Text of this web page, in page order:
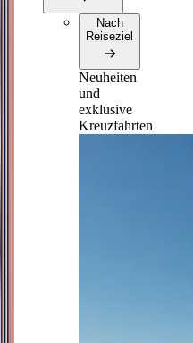
Nach
Reiseziel
Neuheiten
und
exklusive
Kreuzfahrten